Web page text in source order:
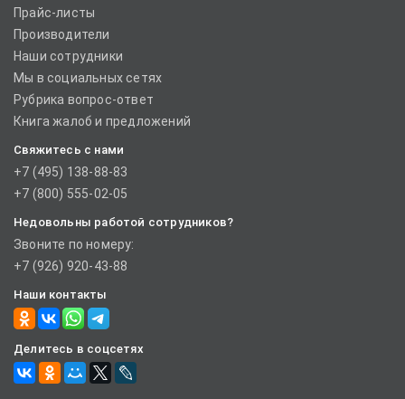
Прайс-листы
Производители
Наши сотрудники
Мы в социальных сетях
Рубрика вопрос-ответ
Книга жалоб и предложений
Свяжитесь с нами
+7 (495) 138-88-83
+7 (800) 555-02-05
Недовольны работой сотрудников?
Звоните по номеру:
+7 (926) 920-43-88
Наши контакты
Делитесь в соцсетях